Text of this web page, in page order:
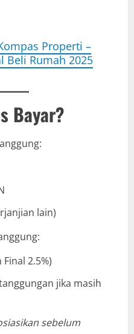
Properti –
Beli Rumah 2025
Bayar?
lain)
2.5%)
jika masih
sebelum